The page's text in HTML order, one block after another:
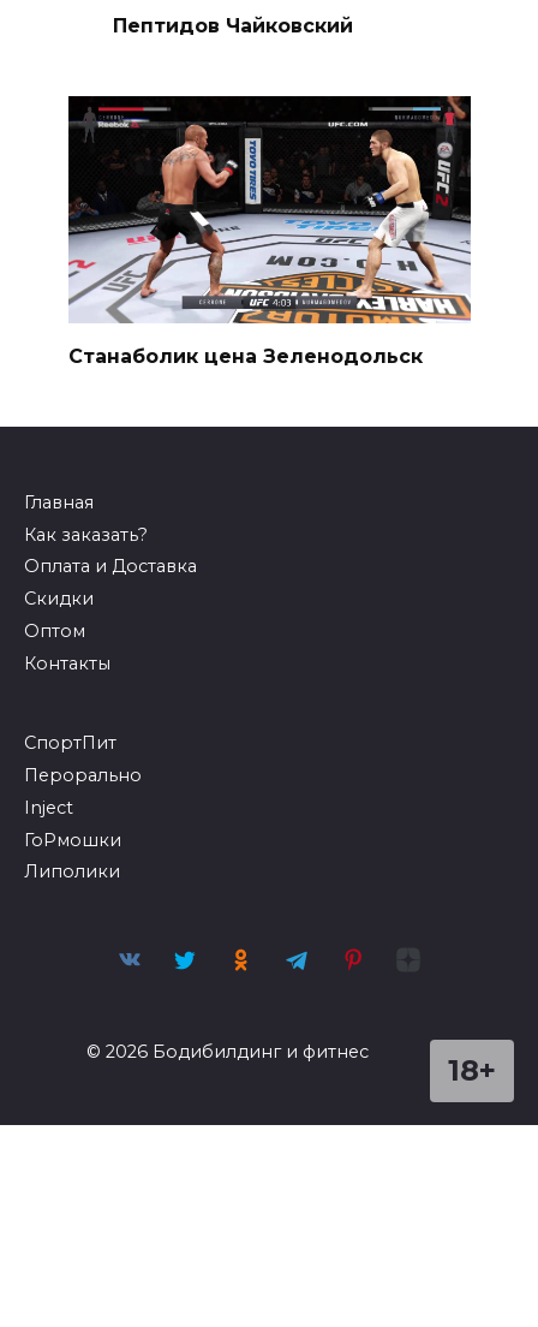
Пептидов Чайковский
Станаболик цена Зеленодольск
Главная
Как заказать?
Оплата и Доставка
Скидки
Оптом
Контакты
СпортПит
Перорально
Inject
ГоРмошки
Липолики
18+
© 2026 Бодибилдинг и фитнес